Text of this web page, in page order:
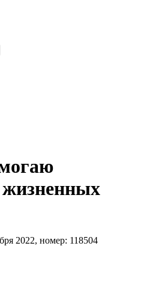
жизненных
2022, номер: 118504